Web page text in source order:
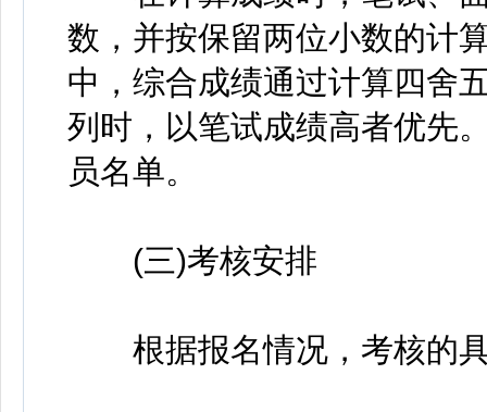
数，并按保留两位小数的计
中，综合成绩通过计算四舍
列时，以笔试成绩高者优先
员名单。
(三)考核安排
根据报名情况，考核的具